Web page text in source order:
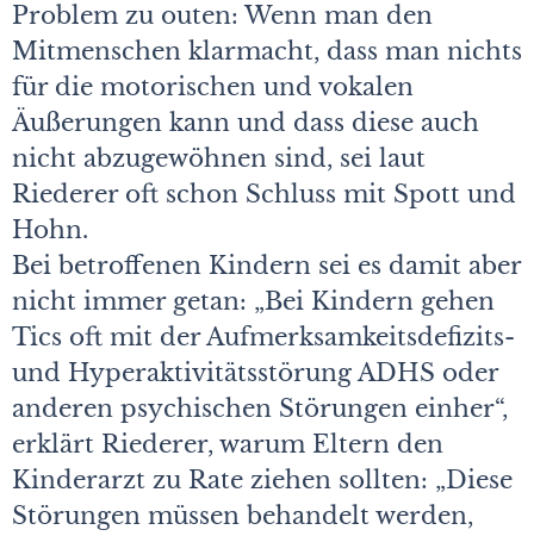
Problem zu outen: Wenn man den
Mitmenschen klarmacht, dass man nichts
für die motorischen und vokalen
Äußerungen kann und dass diese auch
nicht abzugewöhnen sind, sei laut
Riederer oft schon Schluss mit Spott und
Hohn.
Bei betroffenen Kindern sei es damit aber
nicht immer getan: „Bei Kindern gehen
Tics oft mit der Aufmerksamkeitsdefizits-
und Hyperaktivitätsstörung ADHS oder
anderen psychischen Störungen einher“,
erklärt Riederer, warum Eltern den
Kinderarzt zu Rate ziehen sollten: „Diese
Störungen müssen behandelt werden,